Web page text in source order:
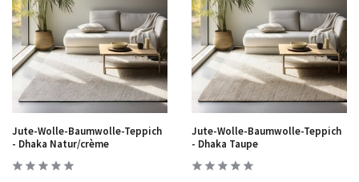
Jute-Wolle-Baumwolle-Teppich
- Dhaka Natur/crème
Jute-Wolle-Baumwolle-Teppich
- Dhaka Taupe